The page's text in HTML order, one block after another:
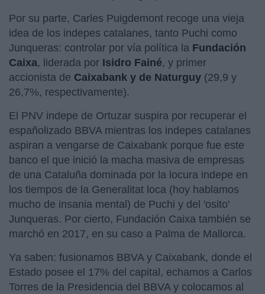
Por su parte, Carles Puigdemont recoge una vieja
idea de los indepes catalanes, tanto Puchi como
Junqueras: controlar por vía política la Fundación
Caixa, liderada por Isidro Fainé, y primer
accionista de Caixabank y de Naturguy (29,9 y
26,7%, respectivamente).
El PNV indepe de Ortuzar suspira por recuperar el
españolizado BBVA mientras los indepes catalanes
aspiran a vengarse de Caixabank porque fue este
banco el que inició la macha masiva de empresas
de una Cataluña dominada por la locura indepe en
los tiempos de la Generalitat loca (hoy hablamos
mucho de insania mental) de Puchi y del 'osito'
Junqueras. Por cierto, Fundación Caixa también se
marchó en 2017, en su caso a Palma de Mallorca.
Ya saben: fusionamos BBVA y Caixabank, donde el
Estado posee el 17% del capital, echamos a Carlos
Torres de la Presidencia del BBVA y colocamos al